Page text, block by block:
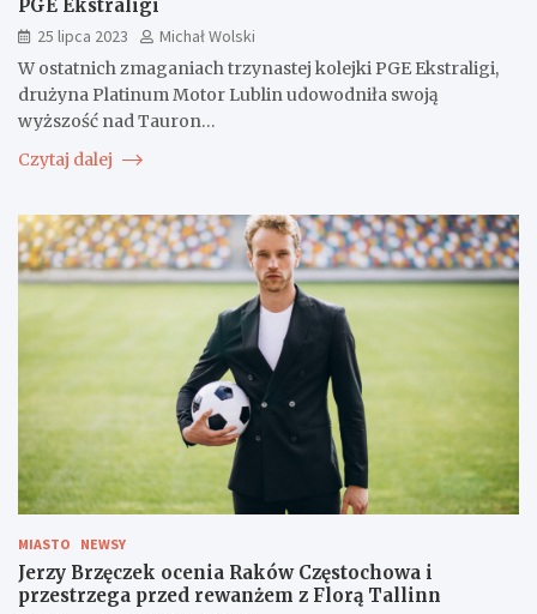
PGE Ekstraligi
25 lipca 2023
Michał Wolski
W ostatnich zmaganiach trzynastej kolejki PGE Ekstraligi,
drużyna Platinum Motor Lublin udowodniła swoją
wyższość nad Tauron…
Czytaj dalej
MIASTO NEWSY
Jerzy Brzęczek ocenia Raków Częstochowa i
przestrzega przed rewanżem z Florą Tallinn